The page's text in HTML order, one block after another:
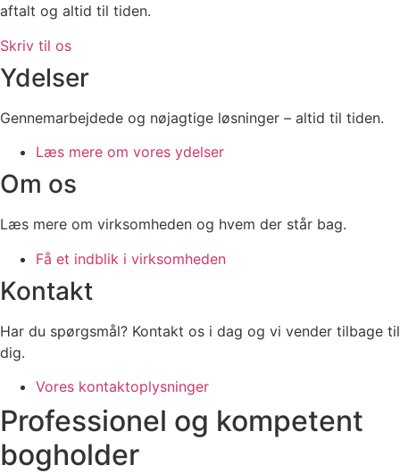
aftalt og altid til tiden.
Skriv til os
Ydelser
Gennemarbejdede og nøjagtige løsninger – altid til tiden.
Læs mere om vores ydelser
Om os
Læs mere om virksomheden og hvem der står bag.
Få et indblik i virksomheden
Kontakt
Har du spørgsmål? Kontakt os i dag og vi vender tilbage til
dig.
Vores kontaktoplysninger
Professionel og kompetent
bogholder